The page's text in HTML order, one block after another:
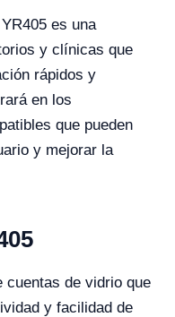
es una
y clínicas que
rápidos y
en los
que pueden
y mejorar la
cuentas de vidrio que
y facilidad de